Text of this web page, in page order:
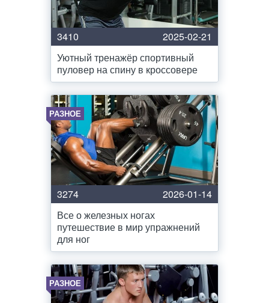
3410
2025-02-21
Уютный тренажёр спортивный
пуловер на спину в кроссовере
РАЗНОЕ
3274
2026-01-14
Все о железных ногах
путешествие в мир упражнений
для ног
РАЗНОЕ